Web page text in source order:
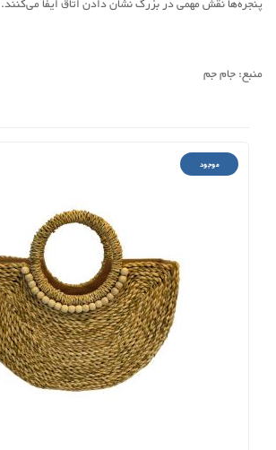
منبع: جام جم
موجود